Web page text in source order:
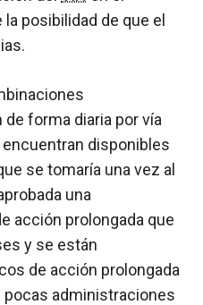
posibilidad de que el
forma diaria por vía
disponibles
se tomaría una vez al
una
acción prolongada que
y se están
de acción prolongada
pocas administraciones